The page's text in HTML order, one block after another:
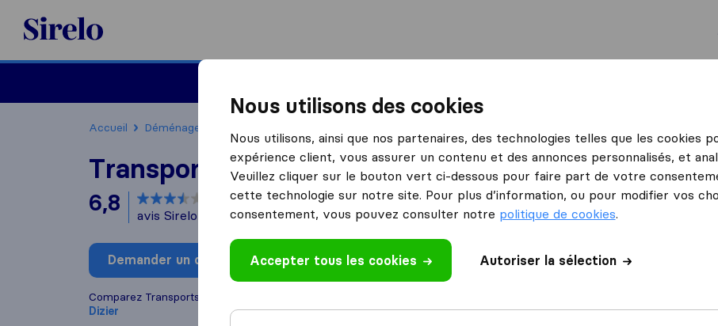
Sirelo.fr
Accueil Déménageurs France
Transports Contignon
6,8 basé sur 18
avis Sirelo et Google
i
Demander un devis Rédiger un avis
Comparez Transports Contignon avec d'autres
Dizier
Nous utilisons des cookies
Nous utilisons, ainsi que nos partenaires, des technologies telles que les cookies
expérience client, vous assurer un contenu et des annonces personnalisés, et
Veuillez cliquer sur le bouton vert ci-dessous pour faire part de votre
cette technologie sur notre site. Pour plus d’information, ou pour modifier vos
consentement, vous pouvez consulter notre politique de cookies.
Accepter tous les cookies Autoriser la sélection